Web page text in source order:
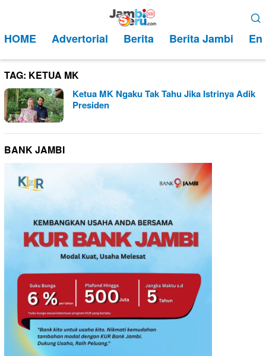
kontenMobile
HOME Advertorial Berita Berita Jambi
TAG: KETUA MK
Ketua MK Ngaku Tak Tahu Jika Istrinya Adik
Presiden
BANK JAMBI